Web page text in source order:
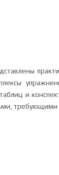
и
требующими